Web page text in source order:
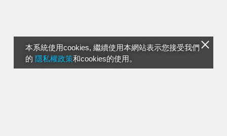
本系統使用cookies, 繼續使用本網站表示您接受我們
的 隱私權政策和cookies的使用。